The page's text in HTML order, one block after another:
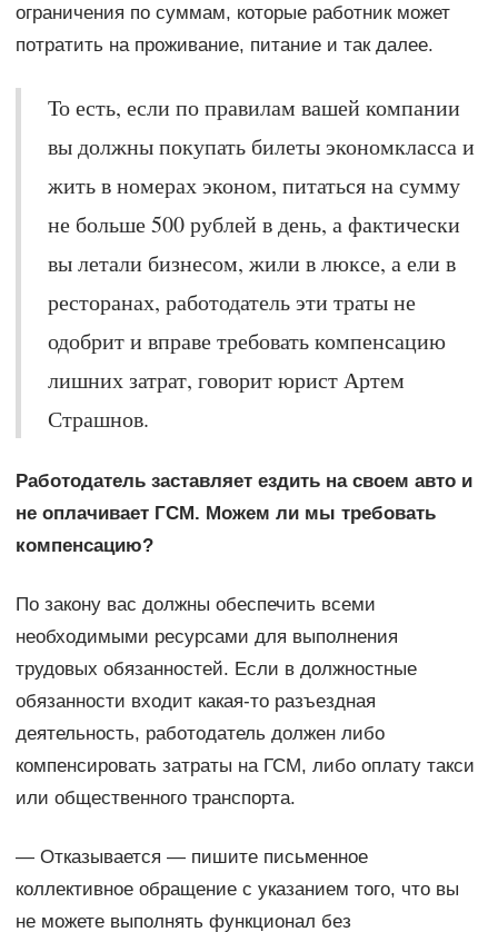
ограничения по суммам, которые работник может
потратить на проживание, питание и так далее.
То есть, если по правилам вашей компании
вы должны покупать билеты экономкласса и
жить в номерах эконом, питаться на сумму
не больше 500 рублей в день, а фактически
вы летали бизнесом, жили в люксе, а ели в
ресторанах, работодатель эти траты не
одобрит и вправе требовать компенсацию
лишних затрат, говорит юрист Артем
Страшнов.
Работодатель заставляет ездить на своем авто и
не оплачивает ГСМ. Можем ли мы требовать
компенсацию?
По закону вас должны обеспечить всеми
необходимыми ресурсами для выполнения
трудовых обязанностей. Если в должностные
обязанности входит какая-то разъездная
деятельность, работодатель должен либо
компенсировать затраты на ГСМ, либо оплату такси
или общественного транспорта.
— Отказывается — пишите письменное
коллективное обращение с указанием того, что вы
не можете выполнять функционал без